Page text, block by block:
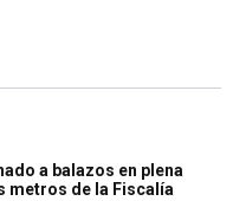
a balazos en plena
metros de la Fiscalía